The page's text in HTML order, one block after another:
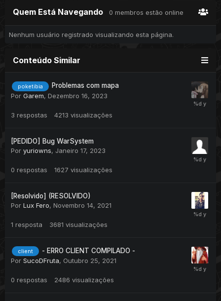
Quem Está Navegando 0 membros estão online
Nenhum usuário registrado visualizando esta página.
Conteúdo Similar
poketibia
Problemas com mapa
Por Garem, Dezembro 16, 2023
3 respostas 4213 visualizações
[PEDIDO] Bug WarSystem
Por yuriowns, Janeiro 17, 2023
0 respostas 1627 visualizações
[Resolvido] (RESOLVIDO)
Por Lux Fero, Novembro 14, 2021
1 resposta 3681 visualizações
client
- ERRO CLIENT COMPILADO -
Por SucoDFruta, Outubro 25, 2021
0 respostas 2486 visualizações